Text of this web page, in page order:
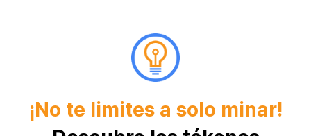
¡No te limites a solo minar!